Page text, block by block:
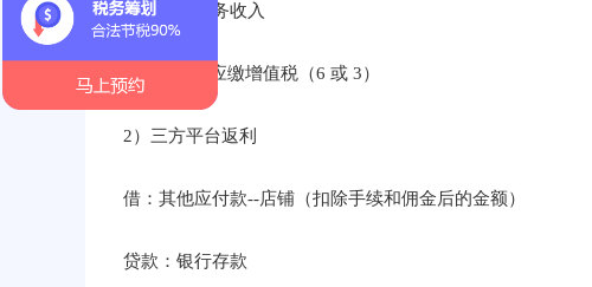
贷：主营业务收入
应缴税款 - 应缴增值税（6 或 3）
2）三方平台返利
借：其他应付款--店铺（扣除手续和佣金后的金额）
贷款：银行存款